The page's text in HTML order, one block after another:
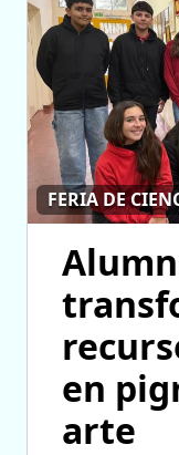
FERIA DE
en
arte